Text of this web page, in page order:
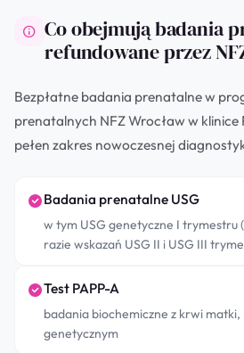
Co obejmują badania
refundowane przez
Bezpłatne badania prenatalne w
prenatalnych NFZ Wrocław w klinice
pełen zakres nowoczesnej
Badania prenatalne USG
w tym USG genetyczne I trymestru
razie wskazań USG II i USG III
Test PAPP-A
badania biochemiczne z krwi matki,
genetycznym